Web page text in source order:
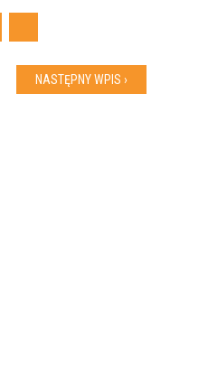
NASTĘPNY WPIS ›